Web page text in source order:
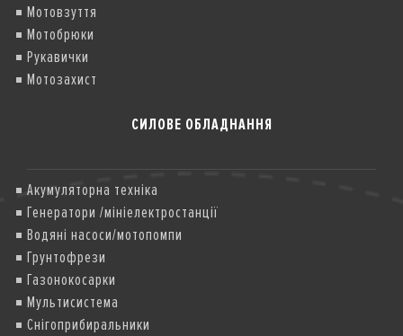
Мотовзуття
Мотобрюки
Рукавички
Мотозахист
СИЛОВЕ ОБЛАДНАННЯ
Акумуляторна техніка
Генератори /мініелектростанції
Водяні насоси/мотопомпи
Грунтофрези
Газонокосарки
Мультисистема
Снігоприбиральники